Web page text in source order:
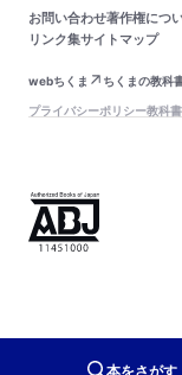
本をさがす
お問い合わせ著作権につ
リンク集サイトマップ
webちくま
ちくまの教科
プライバシーポリシー教科